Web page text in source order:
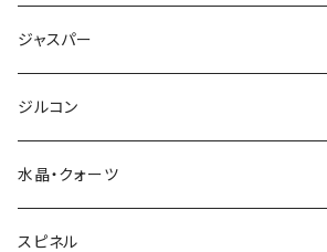
ジャスパー
ジルコン
水晶・クォーツ
スピネル